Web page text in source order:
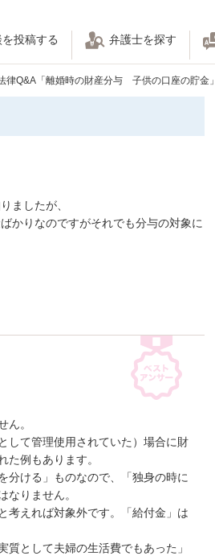
投稿する 弁護士を探す
律Q&A「離婚時の財産分与 子供の口座の貯金」
ましたが、
かりなのですがそれでも分与の対象に
ん。
して管理使用されていた）場合に財
た例もあります。
分ける」ものなので、「独身の時に
なりません。
考えれば対象外です。「給付金」は
として夫婦の生活費でもあった」